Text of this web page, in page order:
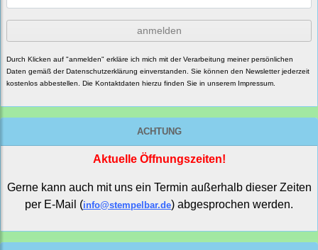
anmelden
Durch Klicken auf "anmelden" erkläre ich mich mit der Verarbeitung meiner persönlichen
Daten gemäß der Datenschutzerklärung einverstanden. Sie können den Newsletter jederzeit
kostenlos abbestellen. Die Kontaktdaten hierzu finden Sie in unserem Impressum.
ACHTUNG
Aktuelle Öffnungszeiten!
Gerne kann auch mit uns ein Termin außerhalb dieser Zeiten
per E-Mail (info@stempelbar.de) abgesprochen werden.